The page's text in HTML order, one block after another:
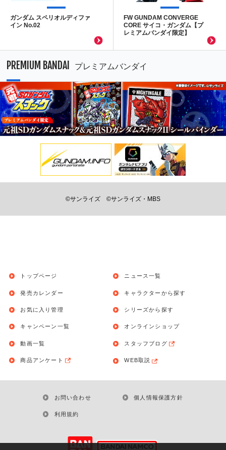
ガンダム スペリオルディファ
イン No.02
FW GUNDAM CONVERGE
CORE サイコ・ガンダム【プ
レミアムバンダイ限定】
PREMIUM BANDAI プレミアムバンダイ
©サンライズ ©サンライズ・MBS
トップページ
発売カレンダー
お気に入り管理
ニュース一覧
キャラクターから探す
シリーズから探す
キャンペーン一覧
動画一覧
商品アンケート
オンラインショップ
スタッフブログ
WEB取説
お問い合わせ 個人情報保護方針
利用規約